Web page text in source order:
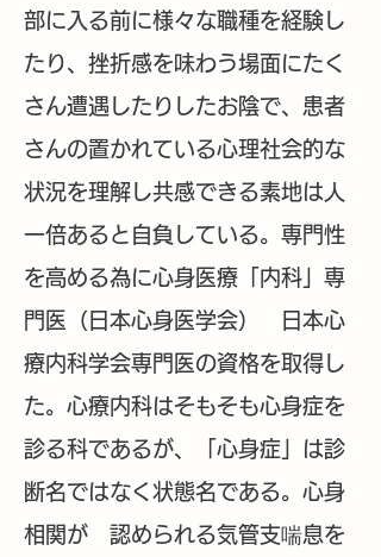
部に入る前に様々な職種を経験し
たり、挫折感を味わう場面にたく
さん遭遇したりしたお陰で、患者
さんの置かれている心理社会的な
状況を理解し共感できる素地は人
一倍あると自負している。専門性
を高める為に心身医療「内科」専
門医（日本心身医学会） 日本心
療内科学会専門医の資格を取得し
た。心療内科はそもそも心身症を
診る科であるが、「心身症」は診
断名ではなく状態名である。心身
相関が 認められる気管支喘息を